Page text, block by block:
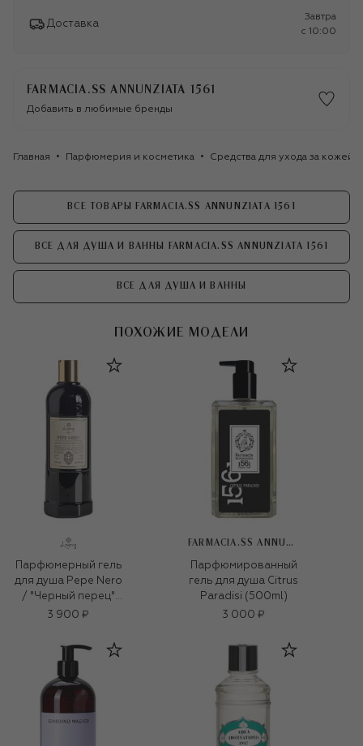
Доставка
Завтра
c 10:00
FARMACIA.SS ANNUNZIATA 1561
Добавить в любимые бренды
Главная Парфюмерия и косметика Средства для ухода за кожей
ВСЕ ТОВАРЫ FARMACIA.SS ANNUNZIATA 1561
ВСЕ ДЛЯ ДУША И ВАННЫ FARMACIA.SS ANNUNZIATA 1561
ВСЕ ДЛЯ ДУША И ВАННЫ
ПОХОЖИЕ МОДЕЛИ
Парфюмерный гель
для душа Pepe Nero
/ "Черный перец"
(500ml)
3 900 ₽
FARMACIA.SS ANNUNZIATA 1561
Парфюмированный
гель для душа Citrus
Paradisi (500ml)
3 000 ₽